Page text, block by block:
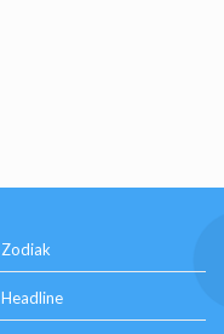
Zodiak
Headline